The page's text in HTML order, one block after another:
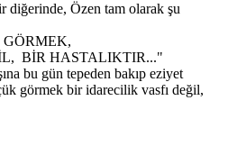
diğerinde, Özen tam olarak şu
BİR HASTALIKTIR..."
bu gün tepeden bakıp eziyet
görmek bir idarecilik vasfı değil,